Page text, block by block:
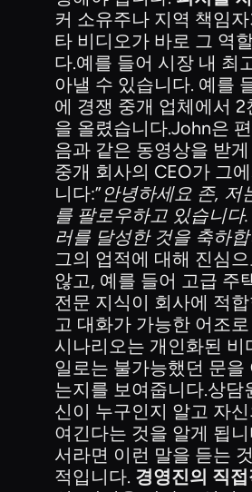
커 소유주나 지역 책임
타 비디오가 바로 그 역
다.예를 들어 시장 내 최
아낼 수 있습니다. 예를
에 경쟁 중개 업체에서
을 올렸습니다.John은
음과 같은 동영상을 받
중개 회사의 CEO가 그
니다:”안녕하세요 존, 저
를 팔로우하고 있습니다
러를 달성한 것을 축하
그의 업적에 대해 진심
않고, 예를 들어 고급 주
전문 지식이 회사에 적
고 대화가 가능한 어조
시나리오는 개인화된 비
일로는 불가능했던 문을
는지를 보여줍니다.상담
신이 누구인지 알고 자
여긴다는 것을 알게 됩
서라면 이런 말을 듣는
적입니다. 경영진의 직